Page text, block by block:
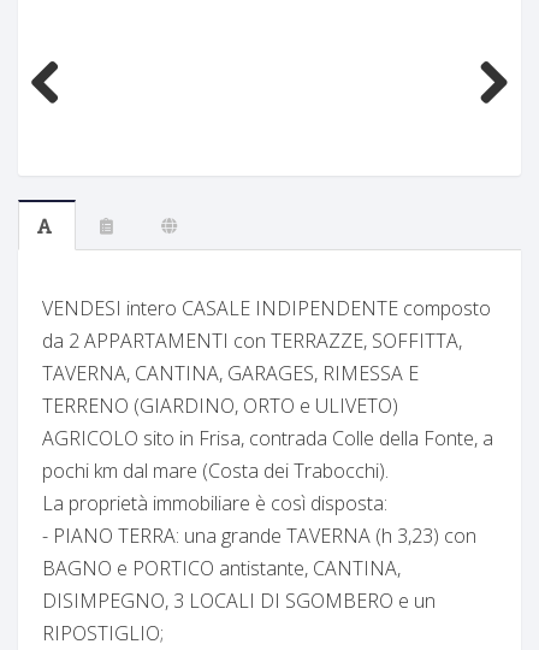
VENDESI intero CASALE INDIPENDENTE composto
da 2 APPARTAMENTI con TERRAZZE, SOFFITTA,
TAVERNA, CANTINA, GARAGES, RIMESSA E
TERRENO (GIARDINO, ORTO e ULIVETO)
AGRICOLO sito in Frisa, contrada Colle della Fonte, a
pochi km dal mare (Costa dei Trabocchi).
La proprietà immobiliare è così disposta:
- PIANO TERRA: una grande TAVERNA (h 3,23) con
BAGNO e PORTICO antistante, CANTINA,
DISIMPEGNO, 3 LOCALI DI SGOMBERO e un
RIPOSTIGLIO;